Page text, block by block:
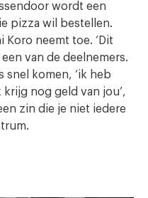
wordt een
pizza wil bestellen.
Koro neemt toe. ‘Dit
van de deelnemers.
snel komen, ‘ik heb
krijg nog geld van jou’,
zin die je niet iedere